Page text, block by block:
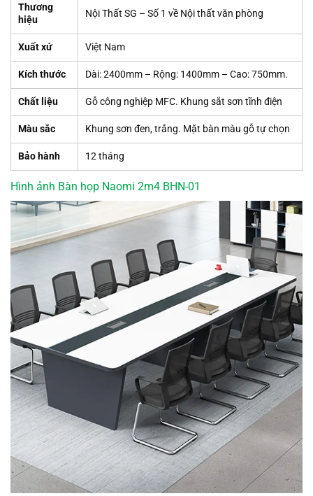
Thương
hiệu
Nội Thất SG – Số 1 về Nội thất văn phòng
Xuất xứ Việt Nam
Kích thước Dài: 2400mm – Rộng: 1400mm – Cao: 750mm.
Chất liệu Gỗ công nghiệp MFC. Khung sắt sơn tĩnh điện
Màu sắc Khung sơn đen, trắng. Mặt bàn màu gỗ tự chọn
Bảo hành 12 tháng
Hình ảnh Bàn họp Naomi 2m4 BHN-01